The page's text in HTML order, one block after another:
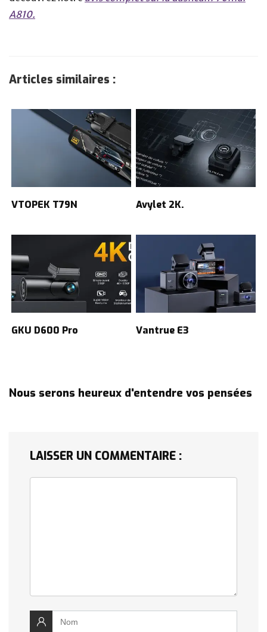
A810.
Articles similaires :
VTOPEK T79N Avylet 2K.
GKU D600 Pro Vantrue E3
Nous serons heureux d'entendre vos pensées
LAISSER UN COMMENTAIRE :